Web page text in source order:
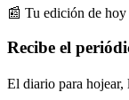
📰 Tu edición de hoy
Recibe el
El diario para hojear,